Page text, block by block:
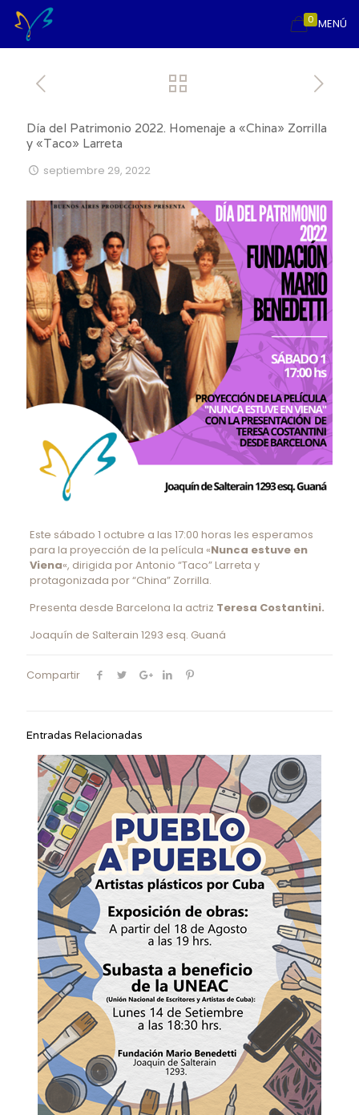
MENÚ
0
Día del Patrimonio 2022. Homenaje a «China» Zorrilla
y «Taco» Larreta
septiembre 29, 2022
Este sábado 1 octubre a las 17:00 horas les esperamos
para la proyección de la película «Nunca estuve en
Viena«, dirigida por Antonio “Taco” Larreta y
protagonizada por “China” Zorrilla.
Presenta desde Barcelona la actriz Teresa Costantini.
Joaquín de Salterain 1293 esq. Guaná
Compartir
Entradas Relacionadas